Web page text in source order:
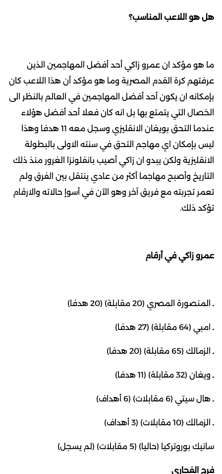
هل هو اللاعب المناسب؟
ما هو مؤكد ان عمرو زاكي أحد أفضل المهاجمين الذين
عرفتهم كرة القدم المصرية وما هو مؤكد أن هذا اللاعب كان
بإمكانه ان يكون أحد أفضل المهاجمين في العالم بالنظر الى
الخصال التي يتمتع بها بل انه كان فعلا أحد أفضل هؤلاء
عندما التحق بويغان الانقليزي وسجل معه 11 هدفا وهذا
ليس بإمكان اي مهاجم التحق في سنته الاولى بالبطولة
الانقليزية ولكن يبدو ان زاكي أصيب بانفلونزا الغرور منذ ذلك
التاريخ وأصبح مهاجما أكثر من عادي ينتقل بين الفرق ولم
تعمر تجربته مع فريق آخر وهو الآن في أسوإ حالاته والارقام
تؤكد ذلك.
عمرو زاكي في أرقام
ـ المنصورة المصري (20 مقابلة) (20 هدفا)
ـ امبي (64 مقابلة) (27 هدفا)
ـ الزمالك (65 مقابلة) (20 هدفا)
ـ ويغان (32 مقابلة) (11 هدفا)
ـ هال سيتي (6 مقابلات) (6 أهداف)
ـ الزمالك (10 مقابلات) (3 أهداف)
سانيك بوروتركيا (حاليا) (5 مقابلات) (لم يسجل)
فرج الفجاري